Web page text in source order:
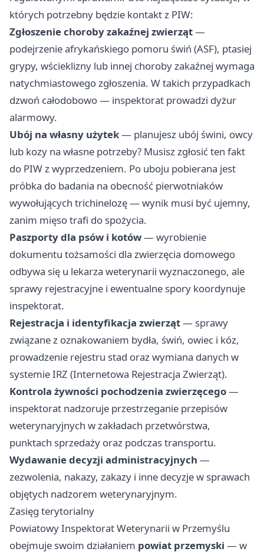
których potrzebny będzie kontakt z PIW:
Zgłoszenie choroby zakaźnej zwierząt—
podejrzenie afrykańskiego pomoru świń (ASF), ptasiej
grypy, wścieklizny lub innej choroby zakaźnej wymaga
natychmiastowego zgłoszenia. W takich przypadkach
dzwoń całodobowo — inspektorat prowadzi dyżur
alarmowy.
Ubój na własny użytek— planujesz ubój świni, owcy
lub kozy na własne potrzeby? Musisz zgłosić ten fakt
do PIW z wyprzedzeniem. Po uboju pobierana jest
próbka do badania na obecność pierwotniaków
wywołujących trichinelozę — wynik musi być ujemny,
zanim mięso trafi do spożycia.
Paszporty dla psów i kotów— wyrobienie
dokumentu tożsamości dla zwierzęcia domowego
odbywa się u lekarza weterynarii wyznaczonego, ale
sprawy rejestracyjne i ewentualne spory koordynuje
inspektorat.
Rejestracja i identyfikacja zwierząt— sprawy
związane z oznakowaniem bydła, świń, owiec i kóz,
prowadzenie rejestru stad oraz wymiana danych w
systemie IRZ (Internetowa Rejestracja Zwierząt).
Kontrola żywności pochodzenia zwierzęcego—
inspektorat nadzoruje przestrzeganie przepisów
weterynaryjnych w zakładach przetwórstwa,
punktach sprzedaży oraz podczas transportu.
Wydawanie decyzji administracyjnych —
zezwolenia, nakazy, zakazy i inne decyzje w sprawach
objętych nadzorem weterynaryjnym.
Zasięg terytorialny
Powiatowy Inspektorat Weterynarii w Przemyślu
obejmuje swoim działaniem powiat przemyski — w